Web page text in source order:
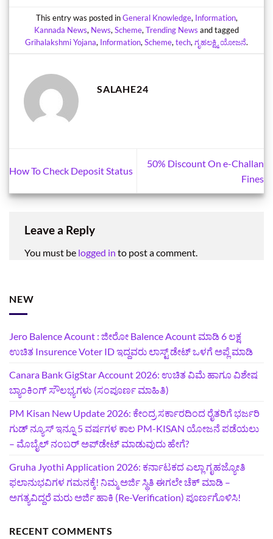
This entry was posted inGeneral Knowledge, Information,
Kannada News, News, Scheme, Trending News and tagged
Grihalakshmi Yojana, Information, Scheme, tech, ಗೃಹಲಕ್ಷ್ಮಿ ಯೋಜನೆ.
SALAHE24
How To Check Deposit Status
50% Discount On e-Challan
Fines
Leave a Reply
You must be logged in to post a comment.
NEW
Jero Balence Acount : ಜೀರೋ Balence Acount ಮಾಡಿ 6 ಲಕ್ಷ
ಉಚಿತ Insurence Voter ID ಇದ್ದವರು ಲಾಸ್ಟ್‌ ಡೇಟ್‌ ಒಳಗೆ ಅಪ್ಲೆ ಮಾಡಿ
Canara Bank GigStar Account 2026: ಉಚಿತ ವಿಮೆ ಹಾಗೂ ವಿಶೇಷ
ಬ್ಯಾಂಕಿಂಗ್ ಸೌಲಭ್ಯಗಳು (ಸಂಪೂರ್ಣ ಮಾಹಿತಿ)
PM Kisan New Update 2026: ಕೇಂದ್ರ ಸರ್ಕಾರದಿಂದ ರೈತರಿಗೆ ಭರ್ಜರಿ
ಗುಡ್‌ ನ್ಯೂಸ್ ಇನ್ನೂ 5 ವರ್ಷಗಳ ಕಾಲ PM-KISAN ಯೋಜನೆ ಪಡೆಯಲು
– ಮೊಬೈಲ್ ನಂಬರ್ ಅಪ್‌ಡೇಟ್ ಮಾಡುವುದು ಹೇಗೆ?
‍Gruha Jyothi Application 2026: ಕರ್ನಾಟಕದ ಎಲ್ಲಾ ಗೃಹಜ್ಯೋತಿ
ಫಲಾನುಭವಿಗಳ ಗಮನಕ್ಕೆ! ನಿಮ್ಮ ಅರ್ಜಿ ಸ್ಥಿತಿ ಈಗಲೇ ಚೆಕ್ ಮಾಡಿ –
ಅಗತ್ಯವಿದ್ದರೆ ಮರು ಅರ್ಜಿ ಹಾಕಿ (Re-Verification) ಪೂರ್ಣಗೊಳಿಸಿ!
RECENT COMMENTS